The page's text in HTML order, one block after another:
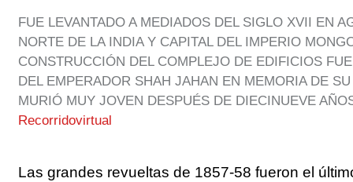
FUE LEVANTADO A MEDIADOS DEL SIGLO XVII EN
NORTE DE LA INDIA Y CAPITAL DEL IMPERIO
CONSTRUCCIÓN DEL COMPLEJO DE EDIFICIOS
DEL EMPERADOR SHAH JAHAN EN MEMORIA DE
MURIÓ MUY JOVEN DESPUÉS DE DIECINUEVE
Recorridovirtual
Las grandes revueltas de 1857-58 fueron el